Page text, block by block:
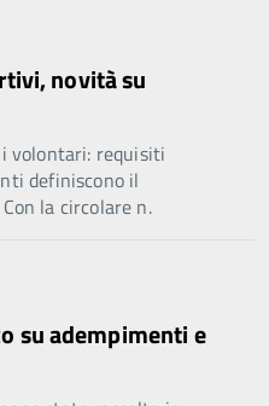
novità su
i volontari: requisiti
definiscono il
la circolare n.
su adempimenti e